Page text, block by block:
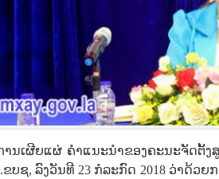
ານເຜີຍແຜ່ ຄຳແນະນຳຂອງຄະນະຈັດຕັ້ງ
.ຂບຊ, ລົງວັນທີ 23 ກໍລະກົດ 2018 ວ່າ